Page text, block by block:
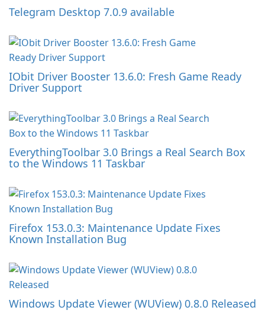
Telegram Desktop 7.0.9 available
IObit Driver Booster 13.6.0: Fresh Game Ready
Driver Support
EverythingToolbar 3.0 Brings a Real Search Box
to the Windows 11 Taskbar
Firefox 153.0.3: Maintenance Update Fixes
Known Installation Bug
Windows Update Viewer (WUView) 0.8.0 Released